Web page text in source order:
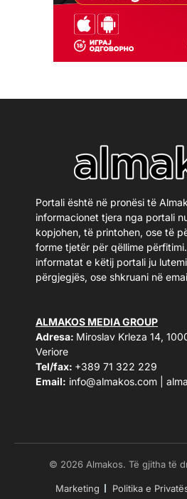
Portali është në pronësi të
informacionet tjera nga portali
kopjohen, të printohen, ose të
forme tjetër për qëllime
informatat e këtij portali ju
përgjegjës, ose shkruani në
ALMAKOS MEDIA GROUP
Adresa: Miroslav Krleza 14,
Veriore
Tel/fax: +389 71 322 229
Email: info@almakos.com
© 2026 Almakos. Të gjitha të
Marketing Politika e